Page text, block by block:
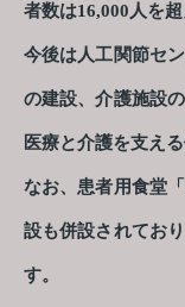
者数は16,000人を
今後は人工関節セ
の建設、介護施設
医療と介護を支え
なお、患者用食堂
設も併設されてお
す。